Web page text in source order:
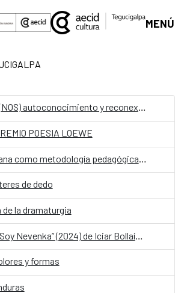
principal
MENÚ
Taller HABITAR(NOS) autoconocimiento y reconexión corporal
POESIA LOEWE
de dedo
la dramaturgia
Proyección de “Soy Nevenka” (2024) de Iciar Bollaín y “Mujeres Olvidadas”
y formas